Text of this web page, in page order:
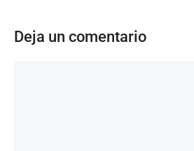
Deja un comentario